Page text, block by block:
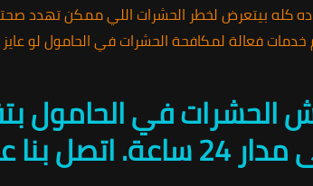
بيتعرض لخطر الحشرات اللي ممكن تهدد
خدمات فعالة لمكافحة الحشرات في الحامول لو
الحشرات في الحامول